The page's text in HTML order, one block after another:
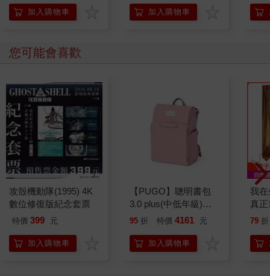
加入購物車 加入購物車
您可能會喜歡
攻殼機動隊(1995) 4K
數位修復版紀念套票
特價 399 元
加入購物車
【PUGO】聰明書包
3.0 plus(中低年級)藕
粉 全新進化玩美上市
95 折 特價 4161 元
加入購物車
我
真
實
79 折